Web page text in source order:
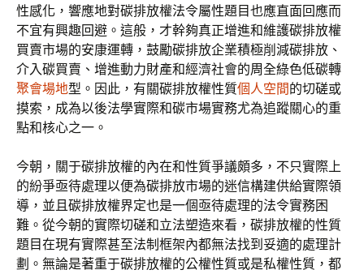
性感化，響應地對碳排放權法令屬性題目也應直面回應而
不宜有興趣回避。這般，才幹夠真正增進和維護碳排放權
買賣市場的安康運轉，鼓勵碳排放企業積極削減碳排放、
介入碳買賣、增進動力財產和經濟社會的周全綠色低碳轉
聚會場地型。因此，有關碳排放權性質個人空間的切磋或
摸索，成為以後法學實際和碳市場實務尤為追蹤關心的重
點和核心之一。
今朝，關于碳排放權的內在和性質爭議頗多，不只實際上
的紛爭亟待處理以便為碳排放市場的迷信構建供給實際領
導，並且碳排放權界定也是一個亟待處理的法令實務困
難。從今朝的實際切磋和立法塑造來看，碳排放權的性質
題目在現有實際甚至法制框架內都無法找到妥適的處理計
劃。無論是著重于碳排放權的公權性質或是私權性質，都